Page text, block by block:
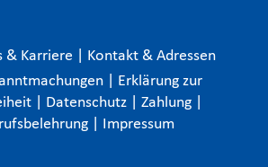
& Karriere
Kontakt & Adressen
Erklärung zur
Datenschutz Zahlung
Impressum